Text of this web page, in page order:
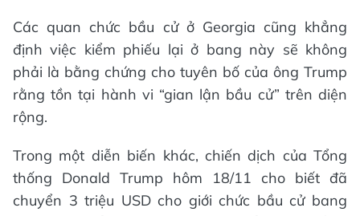
Các quan chức bầu cử ở Georgia cũng khẳng
định việc kiểm phiếu lại ở bang này sẽ không
phải là bằng chứng cho tuyên bố của ông Trump
rằng tồn tại hành vi “gian lận bầu cử” trên diện
rộng.
Trong một diễn biến khác, chiến dịch của Tổng
thống Donald Trump hôm 18/11 cho biết đã
chuyển 3 triệu USD cho giới chức bầu cử bang